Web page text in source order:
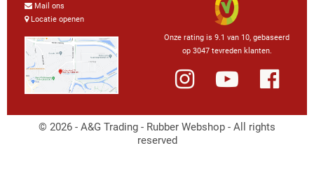
Mail ons
Locatie openen
Onze rating is 9.1 van 10, gebaseerd
op 3047 tevreden klanten.
© 2026 - A&G Trading - Rubber Webshop - All rights
reserved